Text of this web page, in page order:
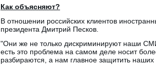
Как объясняют?
В отношении российских клиентов
президента Дмитрий Песков.
"Они же не только дискриминируют наши
есть это проблема на самом деле носит
разбираются, а нам главное защитить наших